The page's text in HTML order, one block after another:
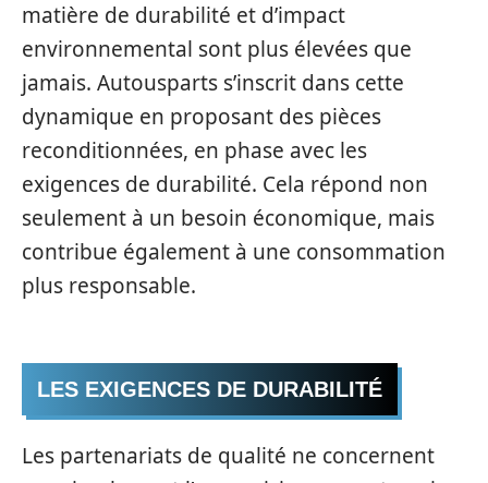
matière de durabilité et d’impact
environnemental sont plus élevées que
jamais. Autousparts s’inscrit dans cette
dynamique en proposant des pièces
reconditionnées, en phase avec les
exigences de durabilité. Cela répond non
seulement à un besoin économique, mais
contribue également à une consommation
plus responsable.
LES EXIGENCES DE DURABILITÉ
Les partenariats de qualité ne concernent